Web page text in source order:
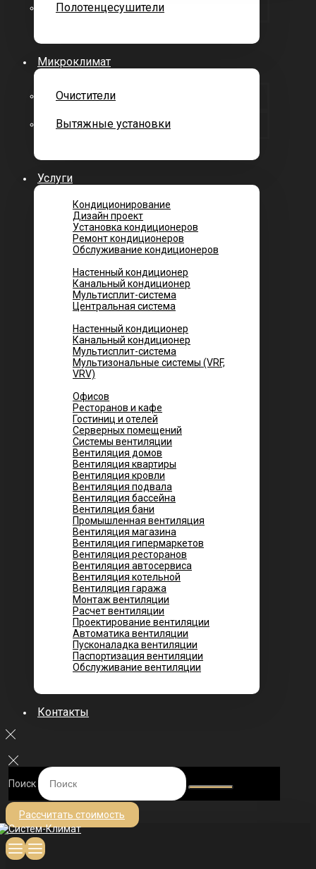
Полотенцесушители
Микроклимат
Очистители
Вытяжные установки
Услуги
Кондиционирование
Дизайн проект
Установка кондиционеров
Ремонт кондиционеров
Обслуживание кондиционеров
Настенный кондиционер
Канальный кондиционер
Мультисплит-система
Центральная система
Настенный кондиционер
Канальный кондиционер
Мультисплит-система
Мультизональные системы (VRF,
VRV)
Офисов
Ресторанов и кафе
Гостиниц и отелей
Серверных помещений
Системы вентиляции
Вентиляция домов
Вентиляция квартиры
Вентиляция кровли
Вентиляция подвала
Вентиляция бассейна
Вентиляция бани
Промышленная вентиляция
Вентиляция магазина
Вентиляция гипермаркетов
Вентиляция ресторанов
Вентиляция автосервиса
Вентиляция котельной
Вентиляция гаража
Монтаж вентиляции
Расчет вентиляции
Проектирование вентиляции
Автоматика вентиляции
Пусконаладка вентиляции
Паспортизация вентиляции
Обслуживание вентиляции
Контакты
Поиск
Рассчитать стоимость